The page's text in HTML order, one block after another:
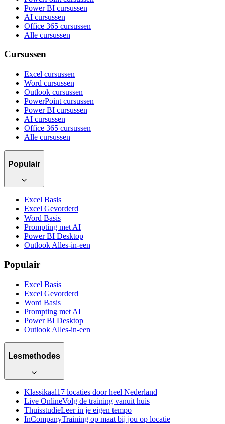
Power BI cursussen
AI cursussen
Office 365 cursussen
Alle cursussen
Cursussen
Excel cursussen
Word cursussen
Outlook cursussen
PowerPoint cursussen
Power BI cursussen
AI cursussen
Office 365 cursussen
Alle cursussen
Populair
Excel Basis
Excel Gevorderd
Word Basis
Prompting met AI
Power BI Desktop
Outlook Alles-in-een
Populair
Excel Basis
Excel Gevorderd
Word Basis
Prompting met AI
Power BI Desktop
Outlook Alles-in-een
Lesmethodes
Klassikaal17 locaties door heel Nederland
Live OnlineVolg de training vanuit huis
ThuisstudieLeer in je eigen tempo
InCompanyTraining op maat bij jou op locatie